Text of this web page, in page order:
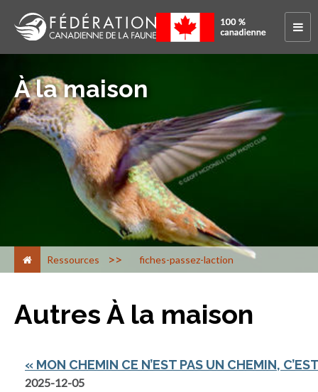
À la maison
Ressources > fiches-passez-laction
Autres À la maison
« MON CHEMIN CE N’EST PAS UN CHEMIN,
2025-12-05